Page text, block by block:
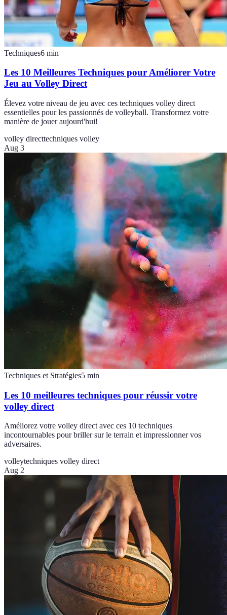
Techniques6 min
Les 10 Meilleures Techniques pour Améliorer Votre
Jeu au Volley Direct
Élevez votre niveau de jeu avec ces techniques volley direct
essentielles pour les passionnés de volleyball. Transformez votre
manière de jouer aujourd'hui!
volley directtechniques volley
Aug 3
Techniques et Stratégies5 min
Les 10 meilleures techniques pour réussir votre
volley direct
Améliorez votre volley direct avec ces 10 techniques
incontournables pour briller sur le terrain et impressionner vos
adversaires.
volleytechniques volley direct
Aug 2